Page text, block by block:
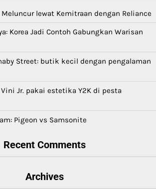
Meluncur lewat Kemitraan dengan Reliance
Korea Jadi Contoh Gabungkan Warisan
Street: butik kecil dengan pengalaman
Jr. pakai estetika Y2K di pesta
Pigeon vs Samsonite
Recent Comments
Archives